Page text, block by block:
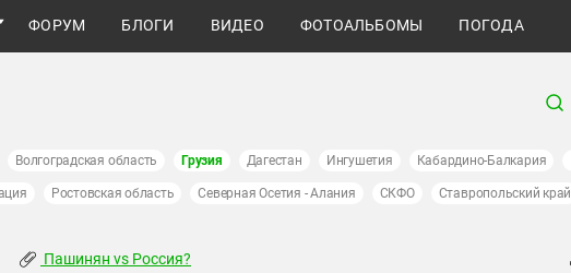
ФОРУМ БЛОГИ ВИДЕО ФОТОАЛЬБОМЫ ПОГОДА
Волгоградская область Грузия Дагестан Ингушетия Кабардино-Балкария
Ростовская область Северная Осетия - Алания СКФО Ставропольский край
Пашинян vs Россия?